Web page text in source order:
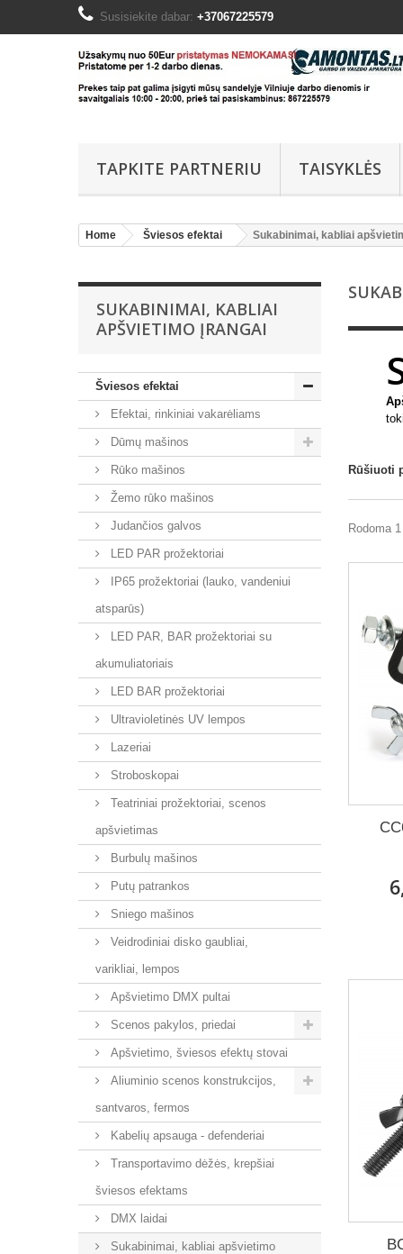
Susisiekite dabar: +37067225579
TAPKITE PARTNERIU TAISYKLĖS
Home Šviesos efektai Sukabinimai, kabliai
SUKABINIMAI, KABLIAI
APŠVIETIMO ĮRANGAI
Šviesos efektai
Efektai, rinkiniai vakarėliams
Dūmų mašinos
Rūko mašinos
Žemo rūko mašinos
Judančios galvos
LED PAR prožektoriai
IP65 prožektoriai (lauko, vandeniui
atsparūs)
LED PAR, BAR prožektoriai su
akumuliatoriais
LED BAR prožektoriai
Ultravioletinės UV lempos
Lazeriai
Stroboskopai
Teatriniai prožektoriai, scenos
apšvietimas
Burbulų mašinos
Putų patrankos
Sniego mašinos
Veidrodiniai disko gaubliai,
varikliai, lempos
Apšvietimo DMX pultai
Scenos pakylos, priedai
Apšvietimo, šviesos efektų stovai
Aliuminio scenos konstrukcijos,
santvaros, fermos
Kabelių apsauga - defenderiai
Transportavimo dėžės, krepšiai
šviesos efektams
DMX laidai
Sukabinimai, kabliai apšvietimo
Rūšiuoti
Rodoma